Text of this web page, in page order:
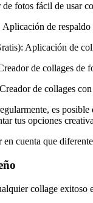
fotos fácil de usar
de
Aplicación de
de collages de
de collages
es
tus opciones
cuenta que
collage exitoso